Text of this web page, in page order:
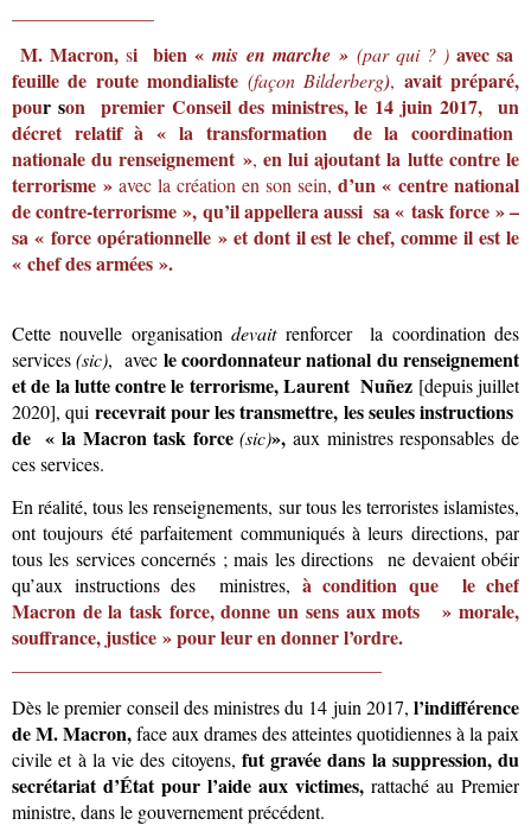
M. Macron, si bien «mis en marche »(par qui ? ) avec sa
feuille de route mondialiste (façon Bilderberg), avait préparé,
pour son premier Conseil des ministres, le 14 juin 2017, un
décret relatif à « la transformation de la coordination
nationale du renseignement », en lui ajoutant la lutte contre le
terrorisme » avec la création en son sein, d’un « centre national
de contre-terrorisme », qu’il appellera aussi sa « task force » –
sa « force opérationnelle » et dont il est le chef, comme il est le
« chef des armées ».
Cette nouvelle organisationdevaitrenforcer la coordination des
services(sic), avec le coordonnateur national du renseignement
et de la lutte contre le terrorisme, Laurent Nuñez [depuis juillet
2020], qui recevrait pour les transmettre, les seules instructions
de « la Macron task force(sic)»,aux ministres responsables de
ces services.
En réalité, tous les renseignements, sur tous les terroristes islamistes,
ont toujours été parfaitement communiqués à leurs directions, par
tous les services concernés ; mais les directions ne devaient obéir
qu’aux instructions des ministres, à condition que le chef
Macron de la task force, donne un sens aux mots
» morale,
souffrance, justice »pourleur endonner l’ordre.
Dès le premier conseil des ministres du 14 juin 2017, l’indifférence
de M. Macron,face aux drames des atteintes quotidiennes à la paix
civile et à la vie des citoyens, fut gravée dans la suppression, du
secrétariat d’État pour l’aide aux victimes, rattaché au Premier
ministre, dans le gouvernement précédent.